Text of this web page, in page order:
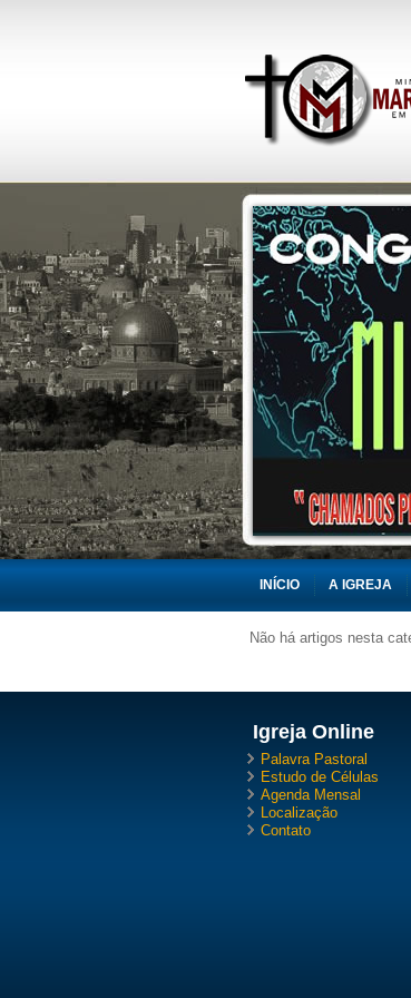
INÍCIO A IGREJA
Não há artigos nesta
Igreja Online
Palavra Pastoral
Estudo de Células
Agenda Mensal
Localização
Contato